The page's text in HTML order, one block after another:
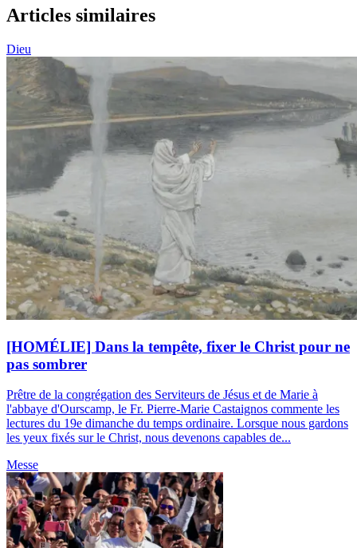
Articles similaires
Dieu
[HOMÉLIE] Dans la tempête, fixer le Christ pour ne
pas sombrer
Prêtre de la congrégation des Serviteurs de Jésus et de Marie à
l'abbaye d'Ourscamp, le Fr. Pierre-Marie Castaignos commente les
lectures du 19e dimanche du temps ordinaire. Lorsque nous gardons
les yeux fixés sur le Christ, nous devenons capables de...
Messe